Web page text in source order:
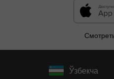
Ўзбекча